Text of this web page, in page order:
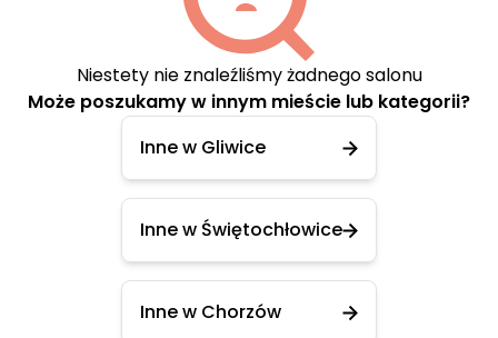
Niestety nie znaleźliśmy żadnego salonu
Może poszukamy w innym mieście lub kategorii?
Inne w Gliwice
Inne w Świętochłowice
Inne w Chorzów